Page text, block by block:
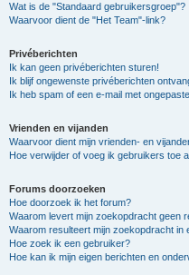
Wat is de "Standaard gebruikersgroep"?
Waarvoor dient de "Het Team"-link?
Privéberichten
Ik kan geen privéberichten sturen!
Ik blijf ongewenste privéberichten
Ik heb spam of een e-mail met
Vrienden en vijanden
Waarvoor dient mijn vrienden- en
Hoe verwijder of voeg ik gebruikers toe
Forums doorzoeken
Hoe doorzoek ik het forum?
Waarom levert mijn zoekopdracht geen
Waarom resulteert mijn zoekopdracht in
Hoe zoek ik een gebruiker?
Hoe kan ik mijn eigen berichten en